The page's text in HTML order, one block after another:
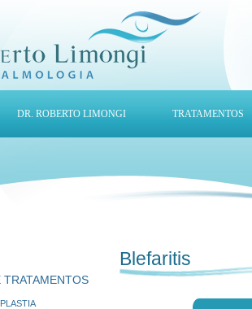
DR. ROBERTO LIMONGI TRATAMENTOS
TRATAMENTOS
Blefaritis